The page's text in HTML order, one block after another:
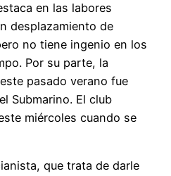
en las labores
desplazamiento de
no tiene ingenio en los
Por su parte, la
pasado verano fue
Submarino. El club
miércoles cuando se
que trata de darle